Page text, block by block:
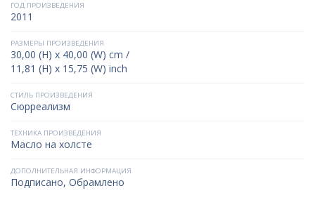
ГОД ПРОИЗВЕДЕНИЯ
2011
РАЗМЕРЫ ПРОИЗВЕДЕНИЯ
30,00 (H) x 40,00 (W) cm /
11,81 (H) x 15,75 (W) inch
СТИЛЬ ПРОИЗВЕДЕНИЯ
Сюрреализм
ТЕХНИКА ПРОИЗВЕДЕНИЯ
Масло на холсте
ДОПОЛНИТЕЛЬНАЯ ИНФОРМАЦИЯ
Подписано, Обрамлено